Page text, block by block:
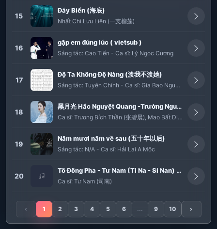
15
Đáy Biển (海底)
Nhất Chi Lựu Liên (一支榴莲)
16
gặp em đúng lúc ( vietsub )
Sáng tác: Cao Tiến - Ca sĩ: Lý Ngọc Cương
17
Độ Ta Không Độ Nàng (渡我不渡她)
Sáng tác: Tuyên Chính - Ca sĩ: Gia Bao Nguyen
18
黑月光 Hắc Nguyệt Quang -Trường Nguyệt Tẫn Minh OST-Mao Bất Dịch, Trương Bích Thần
Ca sĩ: Trương Bích Thần (张碧晨), Mao Bất Dịch (毛不易)
19
Năm mươi năm về sau (五十年以后)
Sáng tác: N/A - Ca sĩ: Hải Lai A Mộc
20
Tô Đông Pha - Tư Nam (Ti Na - Si Nan) || 苏东坡 - 司南
Ca sĩ: Tư Nam (司南)
‹ 1 2 3 4 5 6 ... 9 10 ›